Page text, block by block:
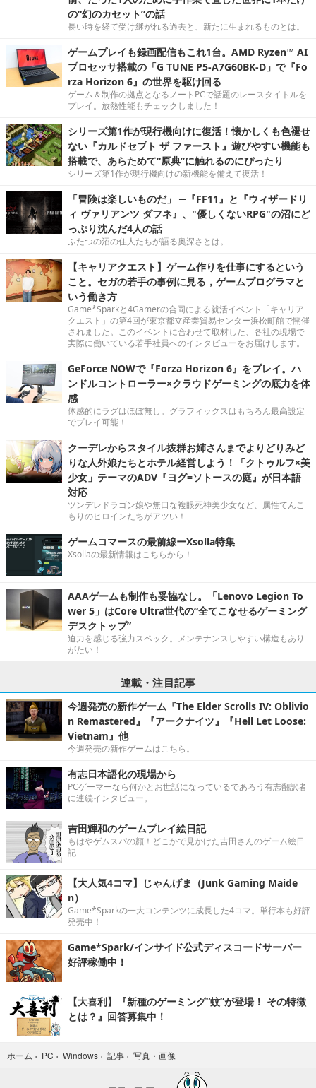
の“幻のカセット”の話
長い時を経て受け継がれる過去と、新たに生まれるものとは。
ゲームプレイも録画配信もこれ1台。AMD Ryzen™ AI
プロセッサ搭載の「G TUNE P5-A7G60BK-D」で『Fo
rza Horizon 6』の世界を駆け回る
ゲーム＆制作の拠点となるノートPCで話題のレースタイトルを
プレイ。放熱性能もチェックしました！
シリーズ第1作が現行機向けに復活！懐かしくも色褪せ
ない『カルドセプト ザ ファースト』遊びやすい機能も
搭載で、あらためて“原典”に触れるのにぴったり
シリーズ第1作が現行機向けの新機能を備えて復活！
「冒険は楽しいものだ」 ─『FF11』と『ウィザードリ
ィ ヴァリアンツ ダフネ』、"優しくないRPG"の沼にど
っぷり沈んだ4人の話
ふたつの沼の住人たちが語る奥深さとは。
【キャリアクエスト】ゲーム作りを仕事にするという
こと。セガの若手の事例に見る，ゲームプログラマと
いう働き方
Game*Sparkと4Gamerの合同による就活イベント「キャリア
クエスト」の第4回が東京都立産業貿易センター浜松町館で開催
されました。このイベントに合わせて取材した、各社の現場で
実際に働いている若手社員へのインタビューをお届けします。
GeForce NOWで『Forza Horizon 6』をプレイ。ハ
ンドルコントローラー×クラウドゲーミングの底力を体
感
体感的にラグはほぼ無し。グラフィックスはもちろん最高設定
でプレイ可能！
クーデレからスタイル抜群お姉さんまでよりどりみど
りな人外娘たちとホテル経営しよう！「クトゥルフ×美
少女」テーマのADV『ヨグ=ソトースの庭』が日本語
対応
ツンデレドラゴン娘や無口な複眼死神美少女など、属性てんこ
もりのヒロインたちがアツい！
ゲームコマースの最前線ーXsolla特集
Xsollaの最新情報はこちらから！
AAAゲームも制作も妥協なし。「Lenovo Legion To
wer 5」はCore Ultra世代の“全てこなせるゲーミング
デスクトップ”
迫力を感じる強力スペック。メンテナンスしやすい構造もあり
がたい！
連載・注目記事
今週発売の新作ゲーム『The Elder Scrolls IV: Oblivio
n Remastered』『アークナイツ』『Hell Let Loose:
Vietnam』他
今週発売の新作ゲームはこちら。
有志日本語化の現場から
PCゲーマーなら何かとお世話になっているであろう有志翻訳者
に連続インタビュー。
吉田輝和のゲームプレイ絵日記
もはやゲムスパの顔！どこかで見かけた吉田さんのゲーム絵日
記
【大人気4コマ】じゃんげま（Junk Gaming Maide
n）
Game*Sparkの一大コンテンツに成長した4コマ。単行本も好評
発売中！
Game*Spark/インサイド公式ディスコードサーバー
好評稼働中！
【大喜利】『新種のゲーミング“蚊”が登場！ その特徴
とは？』回答募集中！
ホーム › PC › Windows › 記事 › 写真・画像